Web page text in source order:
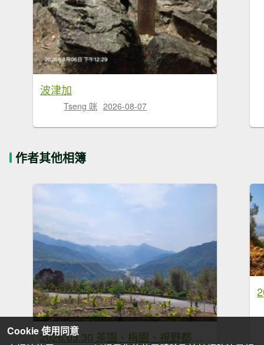
波津加
Tseng 咪 2026-08-07
作者其他相簿
2026.03.30 茶園、梅園、視野都極美的玉打山觀景臺
Cookie 使用同意